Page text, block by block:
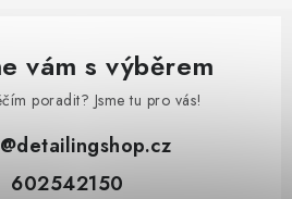
vám s výběrem
poradit? Jsme tu pro vás!
@detailingshop.cz
602542150